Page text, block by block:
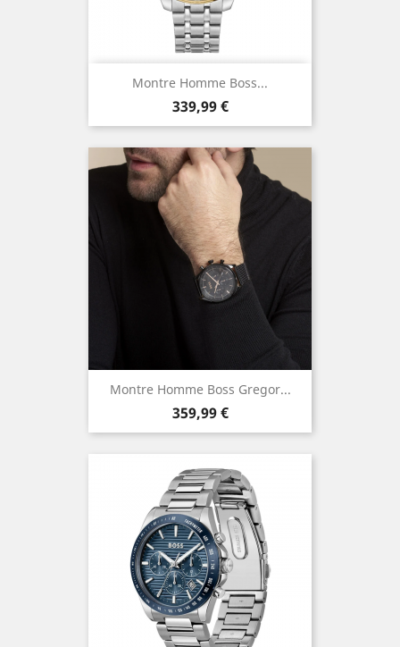
Montre Homme Boss...
Prix
339,99 €
Montre Homme Boss Gregor...
Prix
359,99 €